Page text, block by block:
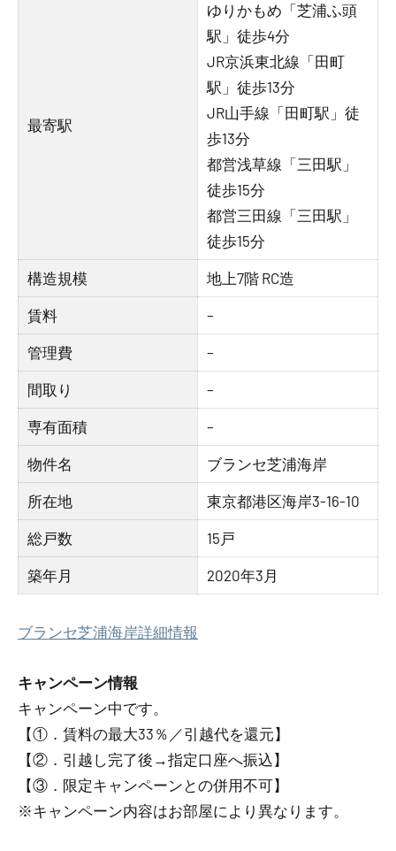
最寄駅
ゆりかもめ「芝浦ふ頭
駅」徒歩4分
JR京浜東北線「田町
駅」徒歩13分
JR山手線「田町駅」徒
歩13分
都営浅草線「三田駅」
徒歩15分
都営三田線「三田駅」
徒歩15分
構造規模 地上7階 RC造
賃料 –
管理費 –
間取り –
専有面積 –
物件名 ブランセ芝浦海岸
所在地 東京都港区海岸3-16-10
総戸数 15戸
築年月 2020年3月
ブランセ芝浦海岸詳細情報
キャンペーン情報
キャンペーン中です。
【①．賃料の最大33％／引越代を還元】
【②．引越し完了後→指定口座へ振込】
【③．限定キャンペーンとの併用不可】
※キャンペーン内容はお部屋により異なります。